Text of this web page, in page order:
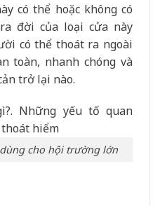
có thể hoặc không có
đời của loại cửa này
có thể thoát ra ngoài
toàn, nhanh chóng và
trở lại nào.
cho hội trường lớn